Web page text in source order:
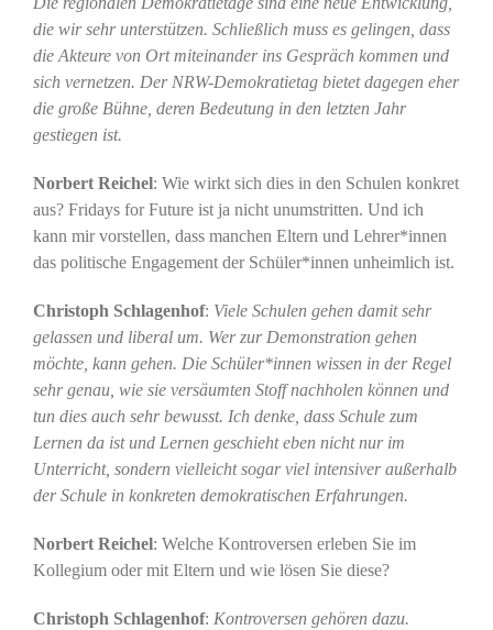
die wir sehr unterstützen. Schließlich muss es gelingen, dass
die Akteure von Ort miteinander ins Gespräch kommen und
sich vernetzen. Der NRW-Demokratietag bietet dagegen eher
die große Bühne, deren Bedeutung in den letzten Jahr
gestiegen ist.
Norbert Reichel: Wie wirkt sich dies in den Schulen konkret
aus? Fridays for Future ist ja nicht unumstritten. Und ich
kann mir vorstellen, dass manchen Eltern und Lehrer*innen
das politische Engagement der Schüler*innen unheimlich ist.
Christoph Schlagenhof: Viele Schulen gehen damit sehr
gelassen und liberal um. Wer zur Demonstration gehen
möchte, kann gehen. Die Schüler*innen wissen in der Regel
sehr genau, wie sie versäumten Stoff nachholen können und
tun dies auch sehr bewusst. Ich denke, dass Schule zum
Lernen da ist und Lernen geschieht eben nicht nur im
Unterricht, sondern vielleicht sogar viel intensiver außerhalb
der Schule in konkreten demokratischen Erfahrungen.
Norbert Reichel: Welche Kontroversen erleben Sie im
Kollegium oder mit Eltern und wie lösen Sie diese?
Christoph Schlagenhof: Kontroversen gehören dazu.